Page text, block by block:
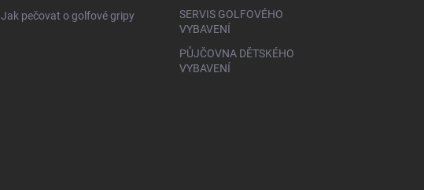
Jak pečovat o golfové gripy
SERVIS GOLFOVÉHO
VYBAVENÍ
PŮJČOVNA DĚTSKÉHO
VYBAVENÍ